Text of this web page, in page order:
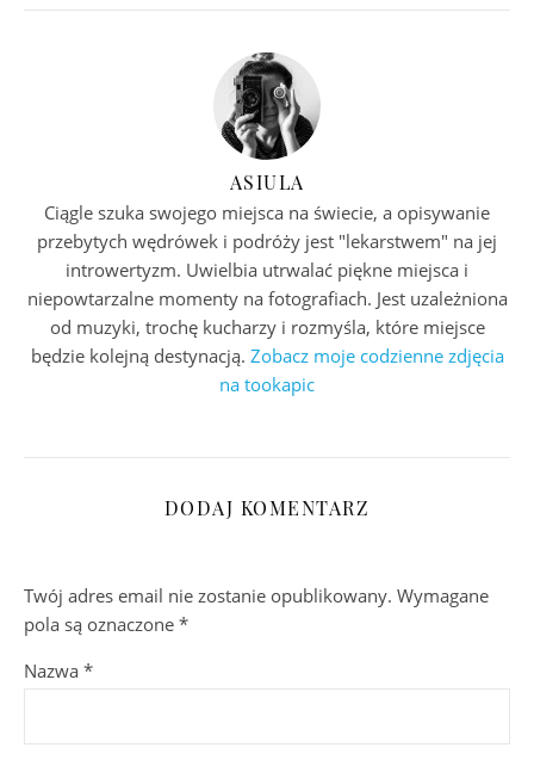
ASIULA
Ciągle szuka swojego miejsca na świecie, a opisywanie
przebytych wędrówek i podróży jest "lekarstwem" na jej
introwertyzm. Uwielbia utrwalać piękne miejsca i
niepowtarzalne momenty na fotografiach. Jest uzależniona
od muzyki, trochę kucharzy i rozmyśla, które miejsce
będzie kolejną destynacją. Zobacz moje codzienne zdjęcia
na tookapic
DODAJ KOMENTARZ
Twój adres email nie zostanie opublikowany. Wymagane
pola są oznaczone *
Nazwa *